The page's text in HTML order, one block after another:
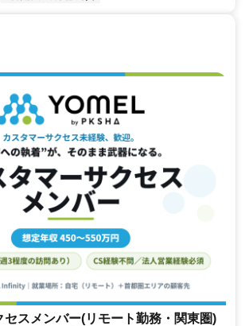
セスメンバー(リモート勤務・関東圏)